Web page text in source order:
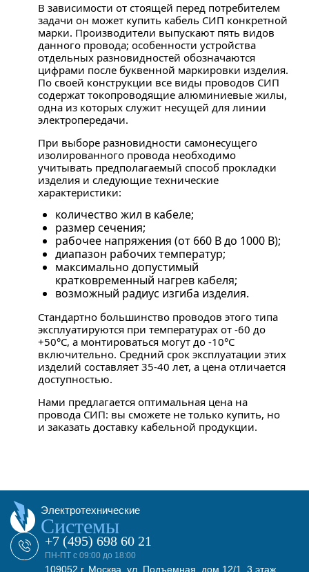
В зависимости от стоящей перед потребителем
задачи он может купить кабель СИП конкретной
марки. Производители выпускают пять видов
данного провода; особенности устройства
отдельных разновидностей обозначаются
цифрами после буквенной маркировки изделия.
По своей конструкции все виды проводов СИП
содержат токопроводящие алюминиевые жилы,
одна из которых служит несущей для линии
электропередачи.
При выборе разновидности самонесущего
изолированного провода необходимо
учитывать предполагаемый способ прокладки
изделия и следующие технические
характеристики:
количество жил в кабеле;
размер сечения;
рабочее напряжения (от 660 В до 1000 В);
диапазон рабочих температур;
максимально допустимый
кратковременный нагрев кабеля;
возможный радиус изгиба изделия.
Стандартно большинство проводов этого типа
эксплуатируются при температурах от -60 до
+50°С, а монтироваться могут до -10°С
включительно. Средний срок эксплуатации этих
изделий составляет 35-40 лет, а цена отличается
доступностью.
Нами предлагается оптимальная цена на
провода СИП: вы сможете не только купить, но
и заказать доставку кабельной продукции.
Электротехнические
Системы
+7 (495) 698 60 21
ПН-ПТ с 09:00 до 18:00
109052 г. Москва, ул. Подъемная, дом 12/1, 3 этаж,